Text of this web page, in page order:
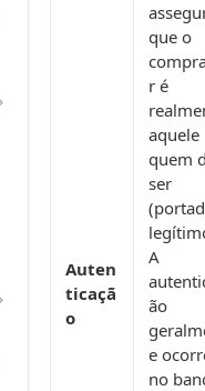
Auten
ticaçã
o
que o
r é
aquele
quem
ser
A
ão
e
no